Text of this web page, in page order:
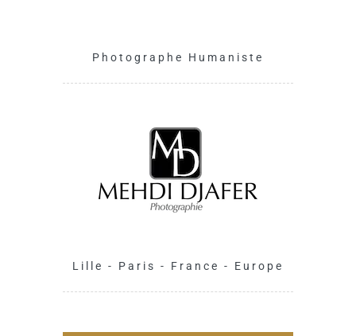
Photographe Humaniste
Lille - Paris - France - Europe